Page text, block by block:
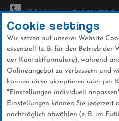
Direkt
zum
Inhalt
Ticket-Hotline: +49 56 32 - 960-0
News
Cookie settings
Wir setzen auf unserer Website
essenziell (z. B. für den Betrieb der
der Kontaktformulare), während
Onlineangebot zu verbessern und
können diese akzeptieren oder per
"Einstellungen individuell
Einstellungen können Sie jederzeit
nachträglich abwählen (z. B. im